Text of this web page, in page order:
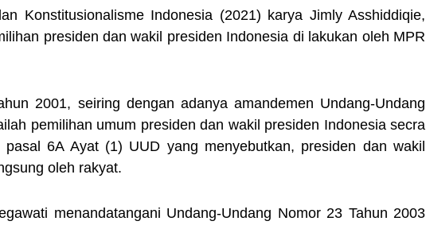
Konstitusionalisme Indonesia (2021) karya Jimly Asshiddiqie,
presiden dan wakil presiden Indonesia di lakukan oleh MPR
2001, seiring dengan adanya amandemen Undang-Undang
pemilihan umum presiden dan wakil presiden Indonesia secra
pasal 6A Ayat (1) UUD yang menyebutkan, presiden dan wakil
oleh rakyat.
menandatangani Undang-Undang Nomor 23 Tahun 2003